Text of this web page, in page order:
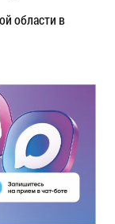
области в